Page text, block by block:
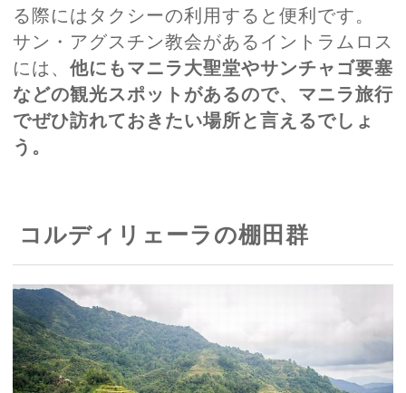
る際にはタクシーの利用すると便利です。
サン・アグスチン教会があるイントラムロス
には、 他にもマニラ大聖堂やサンチャゴ要塞
などの観光スポットがあるので、マニラ旅行
でぜひ訪れておきたい場所と言えるでしょ
う。
コルディリェーラの棚田群